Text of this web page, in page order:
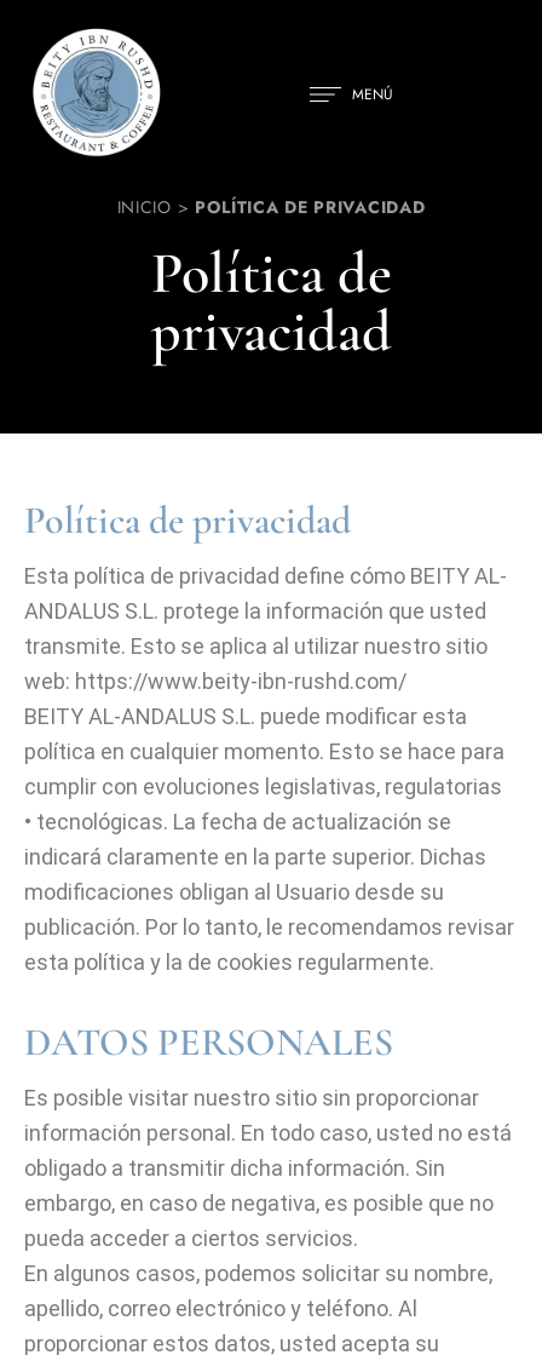
MENÚ
INICIO > POLÍTICA DE PRIVACIDAD
Política de
privacidad
Política de privacidad
Esta política de privacidad define cómo BEITY AL-
ANDALUS S.L. protege la información que usted
transmite. Esto se aplica al utilizar nuestro sitio
web: https://www.beity-ibn-rushd.com/
BEITY AL-ANDALUS S.L. puede modificar esta
política en cualquier momento. Esto se hace para
cumplir con evoluciones legislativas, regulatorias
• tecnológicas. La fecha de actualización se
indicará claramente en la parte superior. Dichas
modificaciones obligan al Usuario desde su
publicación. Por lo tanto, le recomendamos revisar
esta política y la de cookies regularmente.
DATOS PERSONALES
Es posible visitar nuestro sitio sin proporcionar
información personal. En todo caso, usted no está
obligado a transmitir dicha información. Sin
embargo, en caso de negativa, es posible que no
pueda acceder a ciertos servicios.
En algunos casos, podemos solicitar su nombre,
apellido, correo electrónico y teléfono. Al
proporcionar estos datos, usted acepta su